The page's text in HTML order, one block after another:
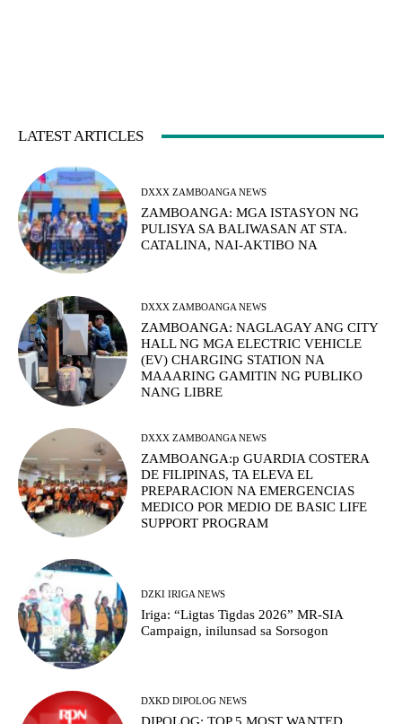
LATEST ARTICLES
DXXX ZAMBOANGA NEWS
ZAMBOANGA: MGA ISTASYON NG
PULISYA SA BALIWASAN AT STA.
CATALINA, NAI-AKTIBO NA
DXXX ZAMBOANGA NEWS
ZAMBOANGA: NAGLAGAY ANG CITY
HALL NG MGA ELECTRIC VEHICLE
(EV) CHARGING STATION NA
MAAARING GAMITIN NG PUBLIKO
NANG LIBRE
DXXX ZAMBOANGA NEWS
ZAMBOANGA:p GUARDIA COSTERA
DE FILIPINAS, TA ELEVA EL
PREPARACION NA EMERGENCIAS
MEDICO POR MEDIO DE BASIC LIFE
SUPPORT PROGRAM
DZKI IRIGA NEWS
Iriga: “Ligtas Tigdas 2026” MR-SIA
Campaign, inilunsad sa Sorsogon
DXKD DIPOLOG NEWS